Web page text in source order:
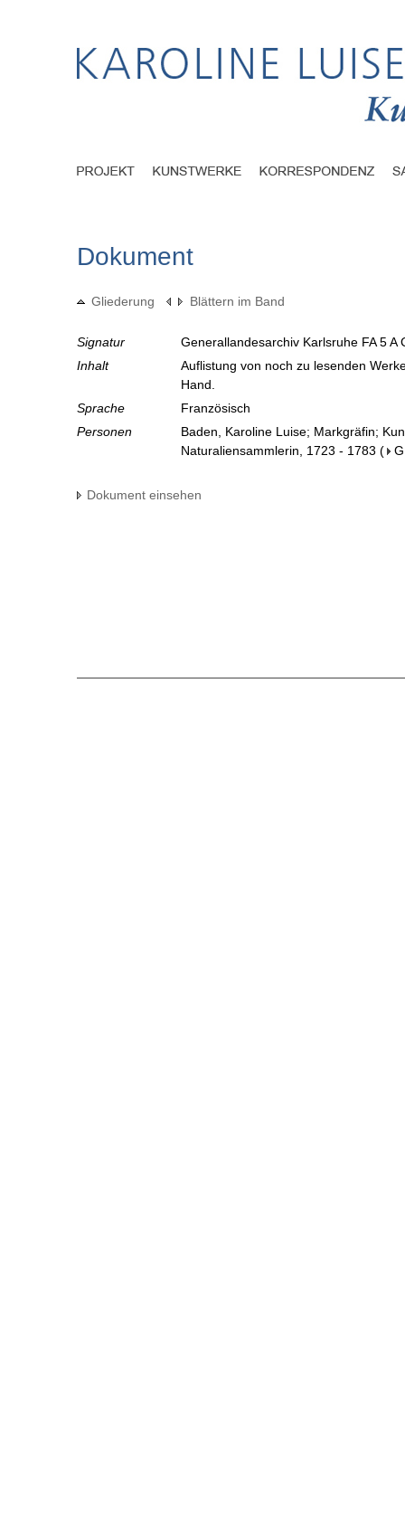
Dokument
Gliederung Blättern im Band
Signatur
Generallandesarchiv Karlsruhe FA 5
Inhalt
Auflistung von noch zu lesenden
Hand.
Sprache
Französisch
Personen
Baden, Karoline Luise; Markgräfin;
Naturaliensammlerin, 1723 - 1783 (
Dokument einsehen